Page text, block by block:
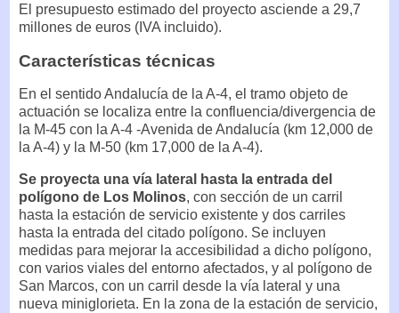
El presupuesto estimado del proyecto asciende a 29,7
millones de euros (IVA incluido).
Características técnicas
En el sentido Andalucía de la A-4, el tramo objeto de
actuación se localiza entre la confluencia/divergencia de
la M-45 con la A-4 -Avenida de Andalucía (km 12,000 de
la A-4) y la M-50 (km 17,000 de la A-4).
Se proyecta una vía lateral hasta la entrada del
polígono de Los Molinos, con sección de un carril
hasta la estación de servicio existente y dos carriles
hasta la entrada del citado polígono. Se incluyen
medidas para mejorar la accesibilidad a dicho polígono,
con varios viales del entorno afectados, y al polígono de
San Marcos, con un carril desde la vía lateral y una
nueva miniglorieta. En la zona de la estación de servicio,